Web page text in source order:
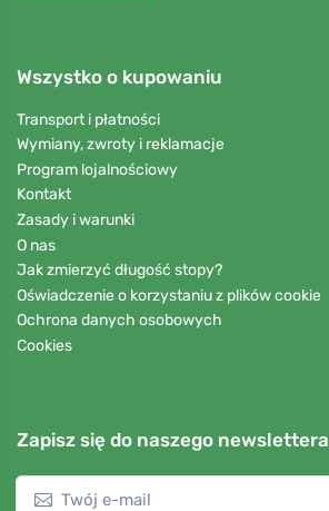
Wszystko o kupowaniu
Transport i płatności
Wymiany, zwroty i reklamacje
Program lojalnościowy
Kontakt
Zasady i warunki
O nas
Jak zmierzyć długość stopy?
Oświadczenie o korzystaniu z plików cookie
Ochrona danych osobowych
Cookies
Zapisz się do naszego newslettera